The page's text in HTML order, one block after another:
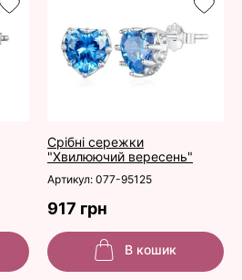
Срібні сережки
"Хвилюючий вересень"
Артикул: 077-95125
917 грн
В кошик